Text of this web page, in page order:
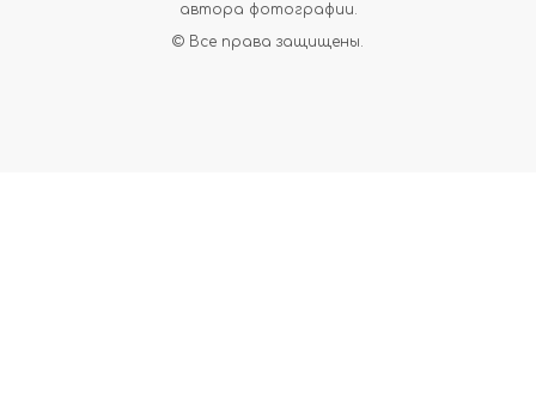
автора фотографии.
© Все права защищены.